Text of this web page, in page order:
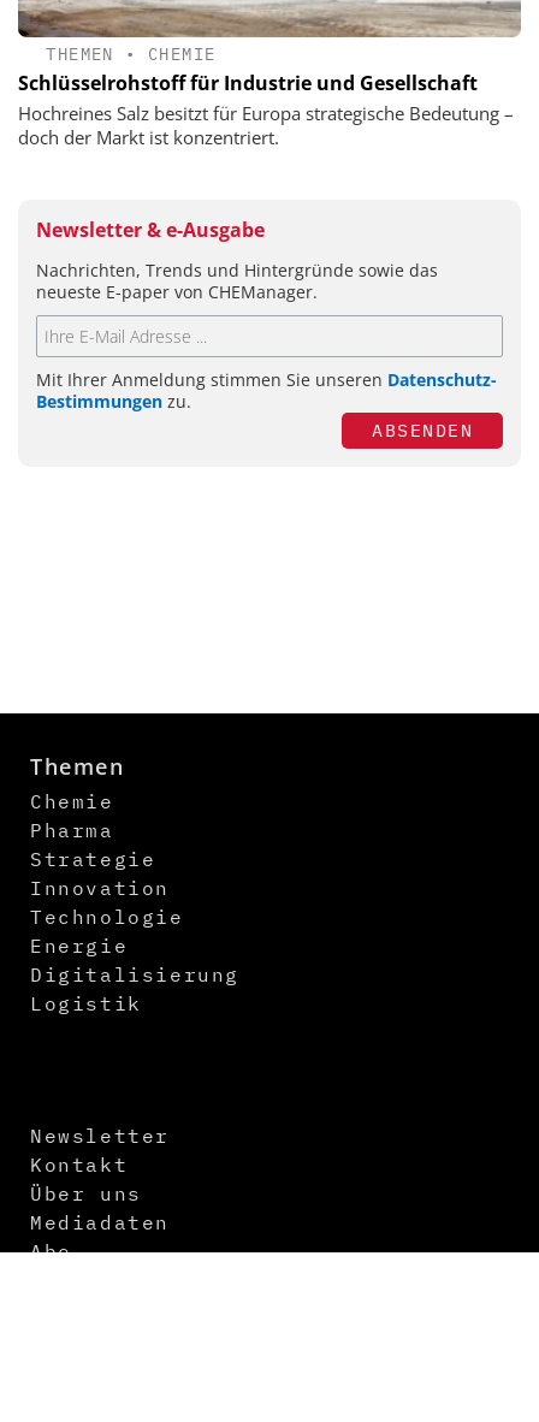
THEMEN • CHEMIE
Schlüsselrohstoff für Industrie und Gesellschaft
Hochreines Salz besitzt für Europa strategische Bedeutung –
doch der Markt ist konzentriert.
Newsletter & e-Ausgabe
Nachrichten, Trends und Hintergründe sowie das
neueste E-paper von CHEManager.
Mit Ihrer Anmeldung stimmen Sie unseren Datenschutz-
Bestimmungen zu.
ABSENDEN
Themen
Chemie
Pharma
Strategie
Innovation
Technologie
Energie
Digitalisierung
Logistik
Newsletter
Kontakt
Über uns
Mediadaten
Abo